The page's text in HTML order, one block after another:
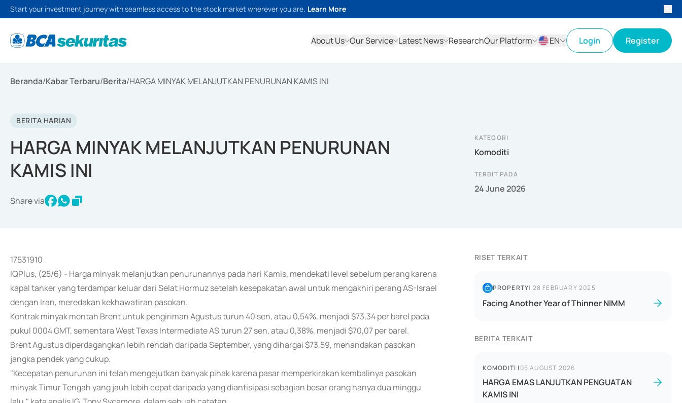
Start your investment journey with seamless access to the stock market wherever you are. Learn More
About Us Our Service Latest News ResearchOur Platform
EN
Login Register
Beranda/Kabar Terbaru/Berita/HARGA MINYAK MELANJUTKAN PENURUNAN KAMIS INI
BERITA HARIAN
HARGA MINYAK MELANJUTKAN PENURUNAN
KAMIS INI
Share via
KATEGORI
Komoditi
TERBIT PADA
24 June 2026
17531910
IQPlus, (25/6) - Harga minyak melanjutkan penurunannya pada hari Kamis, mendekati level sebelum perang karena
kapal tanker yang terdampar keluar dari Selat Hormuz setelah kesepakatan awal untuk mengakhiri perang AS-Israel
dengan Iran, meredakan kekhawatiran pasokan.
Kontrak minyak mentah Brent untuk pengiriman Agustus turun 40 sen, atau 0,54%, menjadi $73,34 per barel pada
pukul 0004 GMT, sementara West Texas Intermediate AS turun 27 sen, atau 0,38%, menjadi $70,07 per barel.
Brent Agustus diperdagangkan lebih rendah daripada September, yang dihargai $73,59, menandakan pasokan
jangka pendek yang cukup.
"Kecepatan penurunan ini telah mengejutkan banyak pihak karena pasar memperkirakan kembalinya pasokan
minyak Timur Tengah yang jauh lebih cepat daripada yang diantisipasi sebagian besar orang hanya dua minggu
RISET TERKAIT
PROPERTY| 28 FEBRUARY 2025
Facing Another Year of Thinner NIMM
BERITA TERKAIT
KOMODITI |05 AUGUST 2026
HARGA EMAS LANJUTKAN PENGUATAN
KAMIS INI